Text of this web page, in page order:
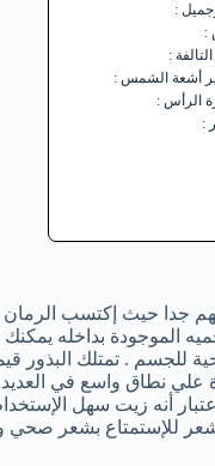
جدا حيث إكتسب الرمان
الموجودة بداخله
للجسم . تمتلك البذور
علي نطاق واسع في
أنه زيت سهل
للإستمتاع بشعر صحي